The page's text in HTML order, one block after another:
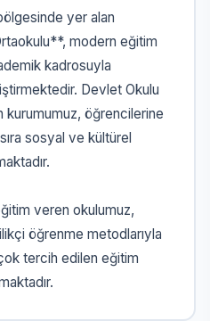
yer alan
modern eğitim
kadrosuyla
Devlet Okulu
öğrencilerine
sosyal ve kültürel
veren okulumuz,
öğrenme metodlarıyla
tercih edilen eğitim